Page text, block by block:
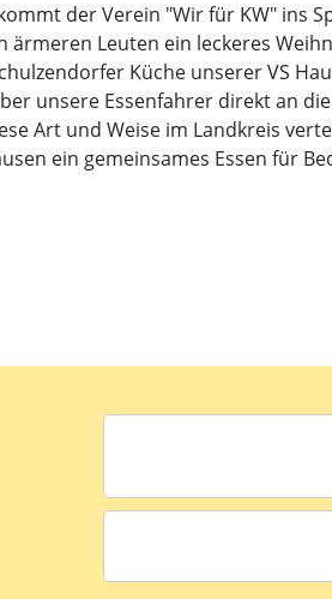
der Verein "Wir für KW" ins
Leuten ein leckeres
Küche unserer VS
unsere Essenfahrer direkt an
Art und Weise im Landkreis
ein gemeinsames Essen für